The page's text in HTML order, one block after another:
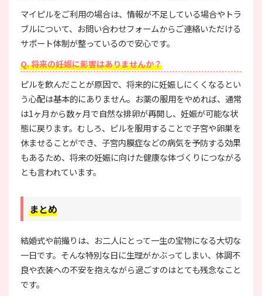
マイピルをご利用の場合は、情報が不足している場合やトラ
ブルについて、お問い合わせフォームからご連絡いただける
サポート体制が整っているので安心です。
Q. 将来の妊娠に影響はありませんか？
ピルを飲んだことが原因で、将来的に妊娠しにくくなるとい
う心配は基本的にありません。お薬の服用をやめれば、通常
は1ヶ月から数ヶ月で自然な排卵が再開し、妊娠が可能な状
態に戻ります。むしろ、ピルを服用することで子宮や卵巣を
休ませることができ、子宮内膜症などの病気を予防する効果
もあるため、将来の妊娠に向けた健康な体づくりにつながる
とも言われています。
まとめ
結婚式や前撮りは、お二人にとって一生の宝物になる大切な
一日です。そんな特別な日に生理がかぶってしまい、体調不
良や衣装への不安を抱えながら過ごすのはとても残念なこと
です。